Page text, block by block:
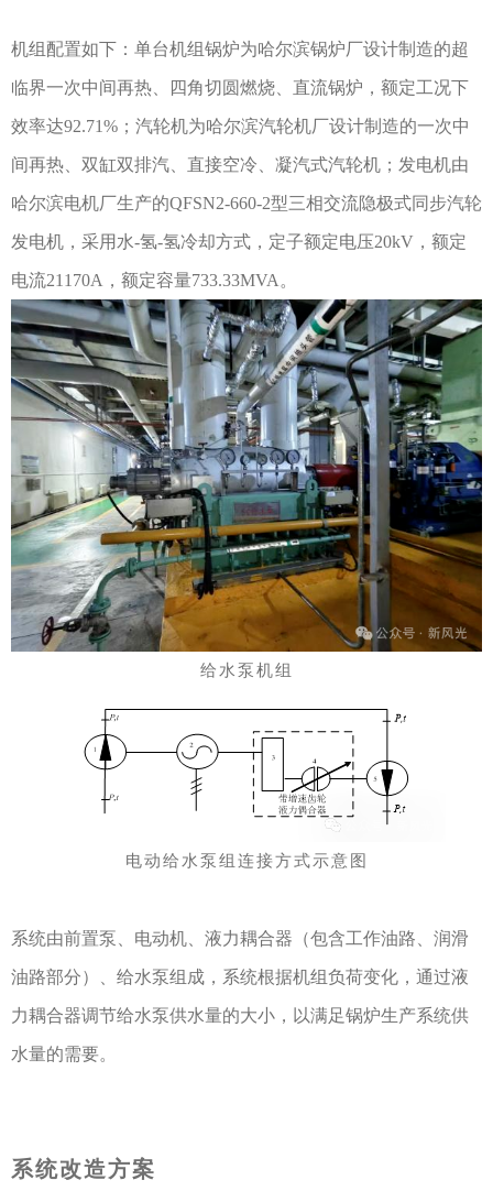
会员咨询
机组配置如下：单台机组锅炉为哈尔滨锅炉厂设计制造的超
临界一次中间再热、四角切圆燃烧、直流锅炉，额定工况下
效率达92.71%；汽轮机为哈尔滨汽轮机厂设计制造的一次中
间再热、双缸双排汽、直接空冷、凝汽式汽轮机；发电机由
哈尔滨电机厂生产的QFSN2-660-2型三相交流隐极式同步汽轮
发电机，采用水-氢-氢冷却方式，定子额定电压20kV，额定
电流21170A，额定容量733.33MVA。
给水泵机组
电动给水泵组连接方式示意图
系统由前置泵、电动机、液力耦合器（包含工作油路、润滑
油路部分）、给水泵组成，系统根据机组负荷变化，通过液
力耦合器调节给水泵供水量的大小，以满足锅炉生产系统供
水量的需要。
系统改造方案